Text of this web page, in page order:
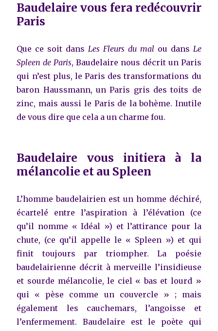
Baudelaire vous fera redécouvrir
Paris
Que ce soit dansLes Fleurs du malou dans Le
Spleen de Paris, Baudelaire nous décrit un Paris
qui n’est plus, le Paris des transformations du
baron Haussmann, un Paris gris des toits de
zinc, mais aussi le Paris de la bohème. Inutile
de vous dire que cela a un charme fou.
Baudelaire vous initiera à la
mélancolie et au Spleen
L’homme baudelairien est un homme déchiré,
écartelé entre l’aspiration à l’élévation (ce
qu’il nomme « Idéal ») et l’attirance pour la
chute, (ce qu’il appelle le « Spleen ») et qui
finit toujours par triompher. La poésie
baudelairienne décrit à merveille l’insidieuse
et sourde mélancolie, le ciel « bas et lourd »
qui « pèse comme un couvercle » ; mais
également les cauchemars, l’angoisse et
l’enfermement. Baudelaire est le poète qui